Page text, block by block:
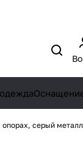
серый металл